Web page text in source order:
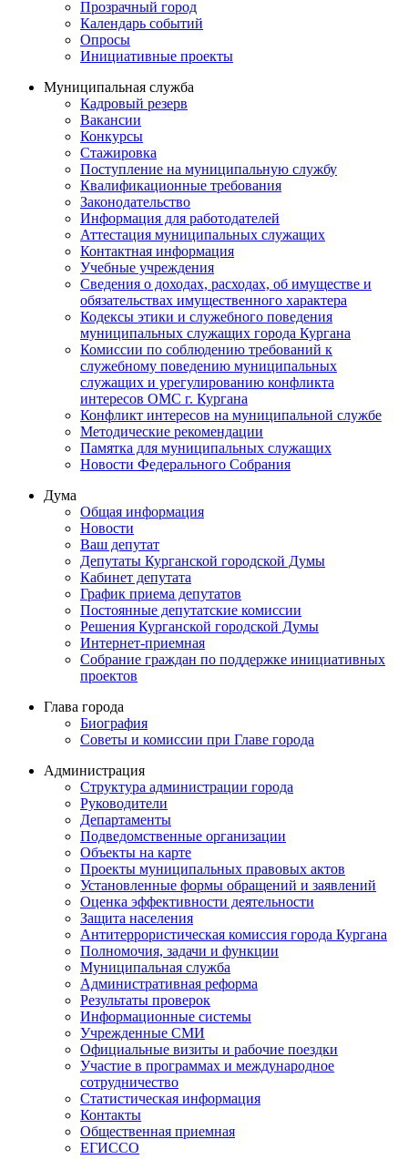
Прозрачный город
Календарь событий
Опросы
Инициативные проекты
Муниципальная служба
Кадровый резерв
Вакансии
Конкурсы
Стажировка
Поступление на муниципальную службу
Квалификационные требования
Законодательство
Информация для работодателей
Аттестация муниципальных служащих
Контактная информация
Учебные учреждения
Сведения о доходах, расходах, об имуществе и
обязательствах имущественного характера
Кодексы этики и служебного поведения
муниципальных служащих города Кургана
Комиссии по соблюдению требований к
служебному поведению муниципальных
служащих и урегулированию конфликта
интересов ОМС г. Кургана
Конфликт интересов на муниципальной службе
Методические рекомендации
Памятка для муниципальных служащих
Новости Федерального Cобрания
Дума
Общая информация
Новости
Ваш депутат
Депутаты Курганской городской Думы
Кабинет депутата
График приема депутатов
Постоянные депутатские комиссии
Решения Курганской городской Думы
Интернет-приемная
Собрание граждан по поддержке инициативных
проектов
Глава города
Биография
Советы и комиссии при Главе города
Администрация
Структура администрации города
Руководители
Департаменты
Подведомственные организации
Объекты на карте
Проекты муниципальных правовых актов
Установленные формы обращений и заявлений
Оценка эффективности деятельности
Защита населения
Антитеррористическая комиссия города Кургана
Полномочия, задачи и функции
Муниципальная служба
Административная реформа
Результаты проверок
Информационные системы
Учрежденные СМИ
Официальные визиты и рабочие поездки
Участие в программах и международное
сотрудничество
Статистическая информация
Контакты
Общественная приемная
ЕГИССО